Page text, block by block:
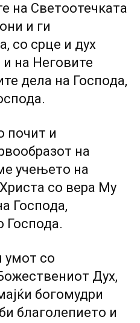
на Светоотечката
и ги
со срце и дух
на Неговите
дела на Господа,
почит и
на
учењето на
со вера Му
Господа,
Господа.
умот со
Дух,
богомудри
благолепието и